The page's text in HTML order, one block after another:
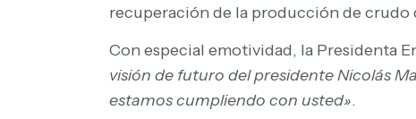
recuperación de la producción de crudo
Con especial emotividad, la Presidenta
visión de futuro del presidente Nicolás
estamos cumpliendo con usted».